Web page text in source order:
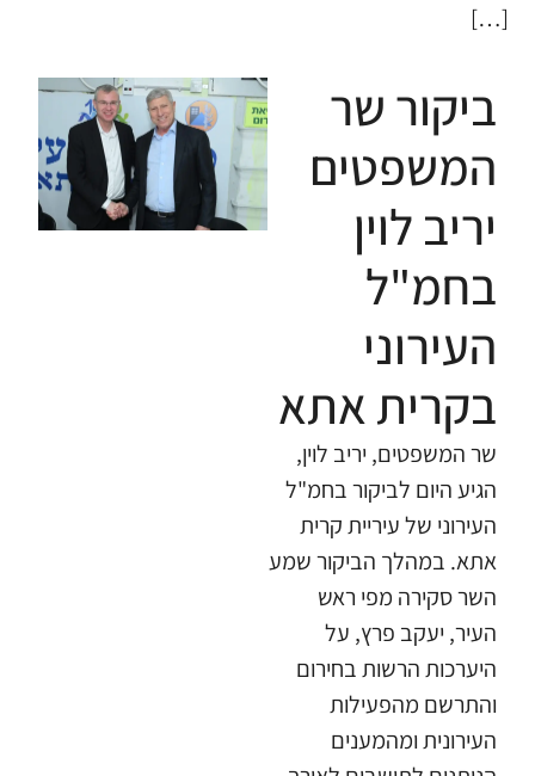
[…]
ביקור שר
המשפטים
יריב לוין
בחמ"ל
העירוני
בקרית אתא
​שר המשפטים, יריב לוין,
הגיע היום לביקור בחמ"ל
העירוני של עיריית קרית
אתא. במהלך הביקור שמע
השר סקירה מפי ראש
העיר, יעקב פרץ, על
היערכות הרשות בחירום
והתרשם מהפעילות
העירונית ומהמענים